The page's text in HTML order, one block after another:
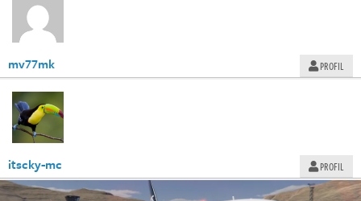
mv77mk PROFIL
itscky-mc PROFIL